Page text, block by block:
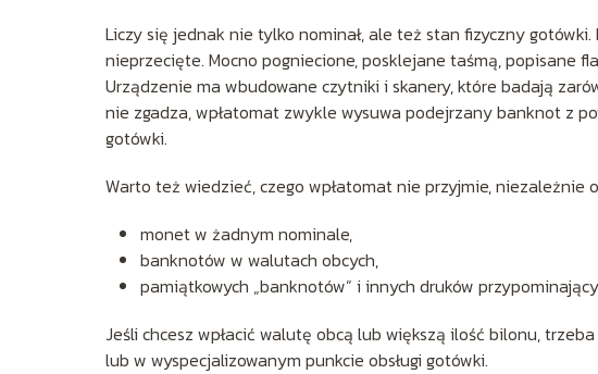
Liczy się jednak nie tylko nominał, ale też stan fizyczny
nieprzecięte. Mocno pogniecione, posklejane taśmą, popisane
Urządzenie ma wbudowane czytniki i skanery, które badają
nie zgadza, wpłatomat zwykle wysuwa podejrzany banknot z
gotówki.
Warto też wiedzieć, czego wpłatomat nie przyjmie, niezależnie
monet w żadnym nominale,
banknotów w walutach obcych,
pamiątkowych „banknotów” i innych druków
Jeśli chcesz wpłacić walutę obcą lub większą ilość bilonu,
lub w wyspecjalizowanym punkcie obsługi gotówki.